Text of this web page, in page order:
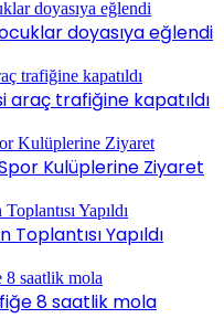
doyasıya eğlendi
araç trafiğine kapatıldı
Kulüplerine Ziyaret
Yapıldı
8 saatlik mola